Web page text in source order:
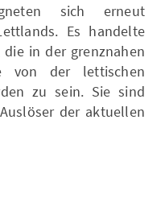
sich erneut
Es handelte
in der grenznahen
von der lettischen
zu sein. Sie sind
der aktuellen